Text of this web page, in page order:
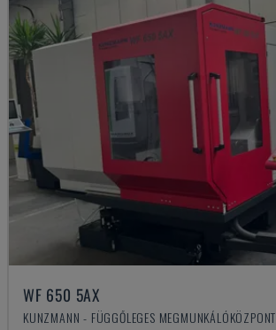
WF 650 5AX
KUNZMANN - FÜGGŐLEGES MEGMUNKÁLÓKÖZPONT